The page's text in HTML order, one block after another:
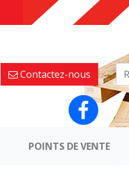
Contactez-nous
POINTS DE VENTE